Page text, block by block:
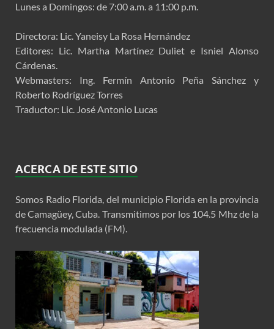
Lunes a Domingos: de 7:00 a.m. a 11:00 p.m.
Directora: Lic. Yaneisy La Rosa Hernández
Editores: Lic. Martha Martínez Duliet e Isniel Alonso
Cárdenas.
Webmasters: Ing. Fermín Antonio Peña Sánchez y
Roberto Rodríguez Torres
Traductor: Lic. José Antonio Lucas
ACERCA DE ESTE SITIO
Somos Radio Florida, del municipio Florida en la provincia
de Camagüey, Cuba. Transmitimos por los 104.5 Mhz de la
frecuencia modulada (FM).